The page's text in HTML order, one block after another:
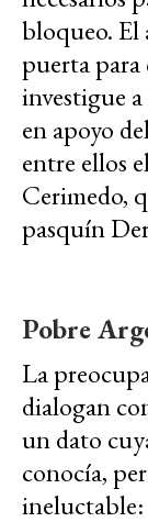
bloqueo. El
puerta
investigue
en apoyo
entre ellos
Cerimedo,
pasquín
Pobre
La
dialogan
un dato
conocía,